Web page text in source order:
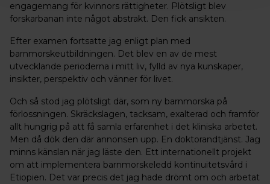
engagemang för kvinnors rättigheter. Plötsligt blev
forskarbanan inte något abstrakt. Den fick ansikten.
Efter examen fortsatte jag enligt plan med
barnmorskeutbildningen. Det blev en av de mest
utvecklande perioderna i mitt liv, fylld av nya kunskaper,
insikter, perspektiv och vänner för livet.
Och så stod jag plötsligt där, som ny barnmorska på
förlossningen. Skräckslagen, tacksam, exalterad och framför
allt hungrig på att få samla erfarenhet i det kliniska arbetet.
Men då dök den där annonsen upp. En doktorandtjänst. Jag
minns känslan när jag läste den. Ett internationellt projekt
om att implementera barnmorskeledd kontinuitetsvård i
Etiopien. Det var precis det jag hade drömt om och arbetat